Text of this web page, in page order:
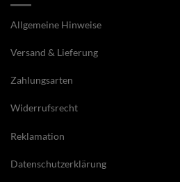
Allgemeine Hinweise
Versand & Lieferung
Zahlungsarten
Widerrufsrecht
Reklamation
Datenschutzerklärung